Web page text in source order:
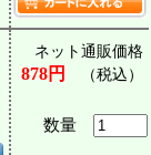
ネット通販価格
878円 （税込）
数量